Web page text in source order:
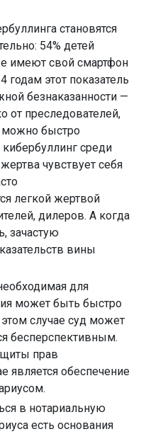
становятся
54% детей
имеют свой смартфон
этот показатель
безнаказанности —
от преследователей,
можно быстро
среди
чувствует себя
легкой жертвой
дилеров. А когда
зачастую
вины
для
может быть быстро
случае суд может
бесперспективным.
прав
является обеспечение
в нотариальную
есть основания